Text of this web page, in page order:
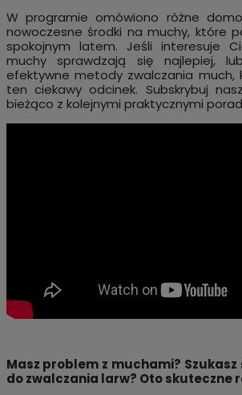
W programie omówiono różne
nowoczesne środki na muchy, które
spokojnym latem. Jeśli interesuje
muchy sprawdzają się najlepiej,
efektywne metody zwalczania much,
ten ciekawy odcinek. Subskrybuj
bieżąco z kolejnymi praktycznymi
Masz problem z muchami?
do zwalczania larw? Oto skuteczne